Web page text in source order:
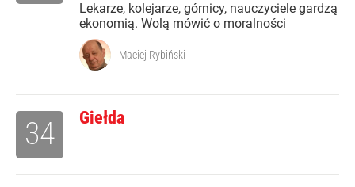
Lekarze, kolejarze, górnicy, nauczyciele gardzą
ekonomią. Wolą mówić o moralności
Maciej Rybiński
Giełda
34